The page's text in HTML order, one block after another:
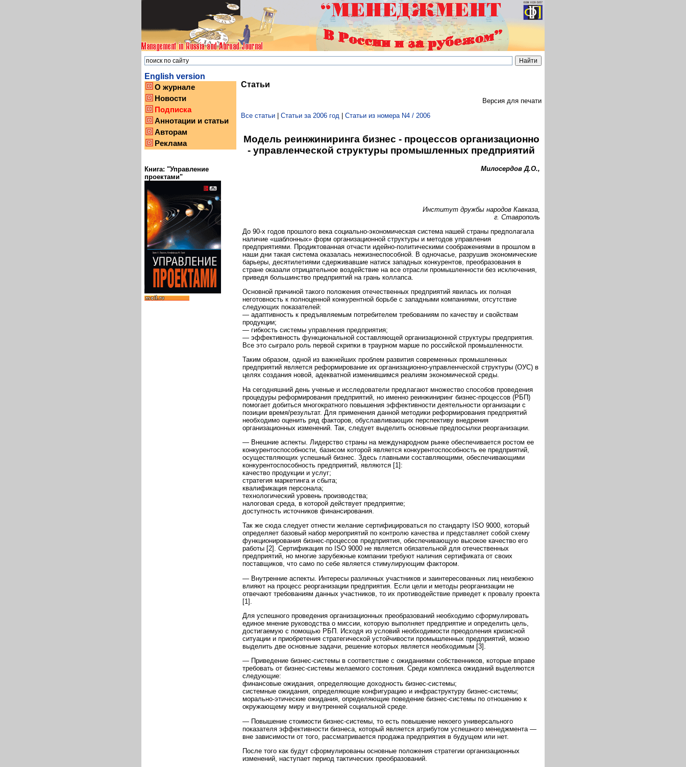
English version
О журнале
Новости
Подписка
Аннотации и статьи
Авторам
Реклама
Книга: "Управление
проектами"
Статьи
Версия для печати
Все статьи | Статьи за 2006 год | Статьи из номера N4 / 2006
Модель реинжиниринга бизнес - процессов организационно
- управленческой структуры промышленных предприятий
Милосердов Д.О.,
Институт дружбы народов Кавказа,
г. Ставрополь
До 90-х годов прошлого века социально-экономическая система нашей страны предполагала
наличие «шаблонных» форм организационной структуры и методов управления
предприятиями. Продиктованная отчасти идейно-политическими соображениями в прошлом в
наши дни такая система оказалась нежизнеспособной. В одночасье, разрушив экономические
барьеры, десятилетиями сдерживавшие натиск западных конкурентов, преобразования в
стране оказали отрицательное воздействие на все отрасли промышленности без исключения,
приведя большинство предприятий на грань коллапса.
Основной причиной такого положения отечественных предприятий явилась их полная
неготовность к полноценной конкурентной борьбе с западными компаниями, отсутствие
следующих показателей:
— адаптивность к предъявляемым потребителем требованиям по качеству и свойствам
продукции;
— гибкость системы управления предприятия;
— эффективность функциональной составляющей организационной структуры предприятия.
Все это сыграло роль первой скрипки в траурном марше по российской промышленности.
Таким образом, одной из важнейших проблем развития современных промышленных
предприятий является реформирование их организационно-управленческой структуры (ОУС) в
целях создания новой, адекватной изменившимся реалиям экономической среды.
На сегодняшний день ученые и исследователи предлагают множество способов проведения
процедуры реформирования предприятий, но именно реинжиниринг бизнес-процессов (РБП)
помогает добиться многократного повышения эффективности деятельности организации с
позиции время/результат. Для применения данной методики реформирования предприятий
необходимо оценить ряд факторов, обуславливающих перспективу внедрения
организационных изменений. Так, следует выделить основные предпосылки реорганизации.
— Внешние аспекты. Лидерство страны на международном рынке обеспечивается ростом ее
конкурентоспособности, базисом которой является конкурентоспособность ее предприятий,
осуществляющих успешный бизнес. Здесь главными составляющими, обеспечивающими
конкурентоспособность предприятий, являются [1]:
качество продукции и услуг;
стратегия маркетинга и сбыта;
квалификация персонала;
технологический уровень производства;
налоговая среда, в которой действует предприятие;
доступность источников финансирования.
Так же сюда следует отнести желание сертифицироваться по стандарту ISO 9000, который
определяет базовый набор мероприятий по контролю качества и представляет собой схему
функционирования бизнес-процессов предприятия, обеспечивающую высокое качество его
работы [2]. Сертификация по ISO 9000 не является обязательной для отечественных
предприятий, но многие зарубежные компании требуют наличия сертификата от своих
поставщиков, что само по себе является стимулирующим фактором.
— Внутренние аспекты. Интересы различных участников и заинтересованных лиц неизбежно
влияют на процесс реорганизации предприятия. Если цели и методы реорганизации не
отвечают требованиям данных участников, то их противодействие приведет к провалу проекта
[1].
Для успешного проведения организационных преобразований необходимо сформулировать
единое мнение руководства о миссии, которую выполняет предприятие и определить цель,
достигаемую с помощью РБП. Исходя из условий необходимости преодоления кризисной
ситуации и приобретения стратегической устойчивости промышленных предприятий, можно
выделить две основные задачи, решение которых является необходимым [3].
— Приведение бизнес-системы в соответствие с ожиданиями собственников, которые вправе
требовать от бизнес-системы желаемого состояния. Среди комплекса ожиданий выделяются
следующие:
финансовые ожидания, определяющие доходность бизнес-системы;
системные ожидания, определяющие конфигурацию и инфраструктуру бизнес-системы;
морально-этические ожидания, определяющие поведение бизнес-системы по отношению к
окружающему миру и внутренней социальной среде.
— Повышение стоимости бизнес-системы, то есть повышение некоего универсального
показателя эффективности бизнеса, который является атрибутом успешного менеджмента —
вне зависимости от того, рассматривается продажа предприятия в будущем или нет.
После того как будут сформулированы основные положения стратегии организационных
изменений, наступает период тактических преобразований.